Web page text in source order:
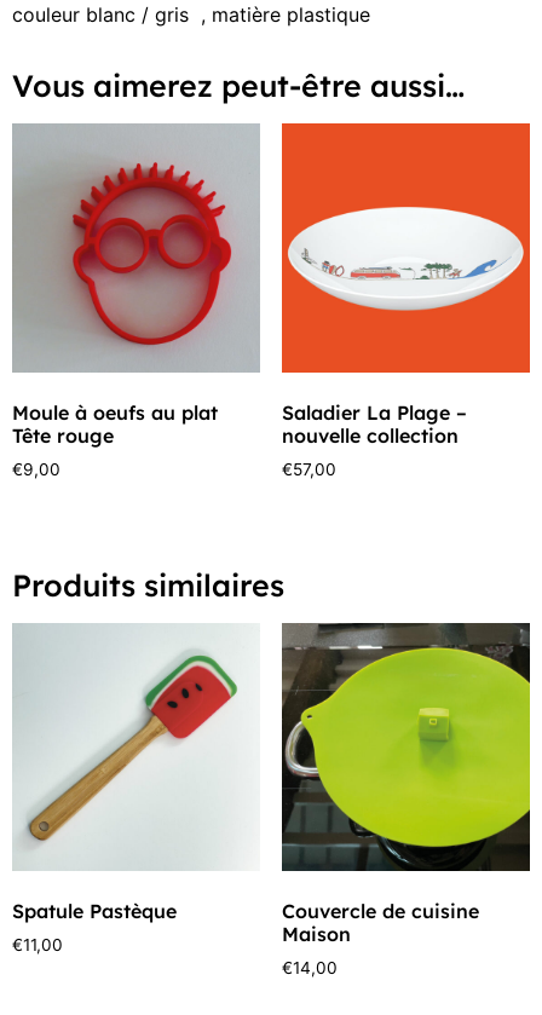
couleur blanc / gris , matière plastique
Vous aimerez peut-être aussi…
Moule à oeufs au plat
Tête rouge
€9,00
Saladier La Plage –
nouvelle collection
€57,00
Produits similaires
Spatule Pastèque
€11,00
Couvercle de cuisine
Maison
€14,00